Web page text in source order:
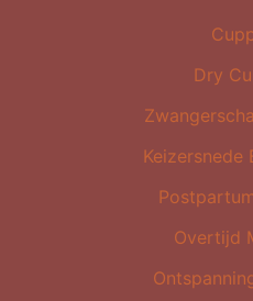
Dry
Keizersnede
Overtijd